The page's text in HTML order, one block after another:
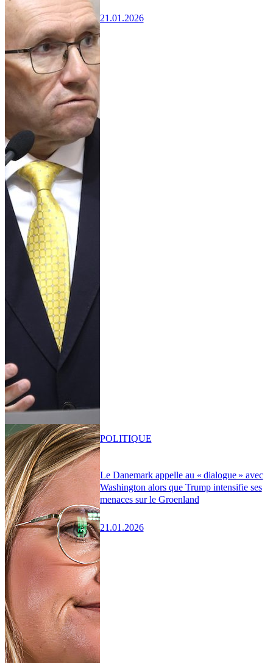
21.01.2026
Le Danemark appelle au « dialogue » avec
Washington alors que Trump intensifie ses
menaces sur le Groenland
21.01.2026
POLITIQUE